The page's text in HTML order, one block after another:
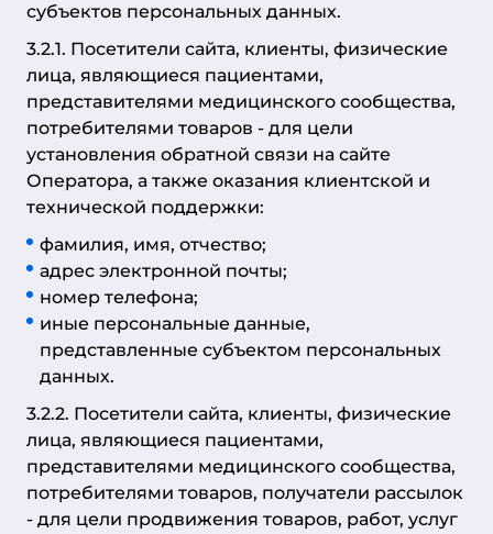
субъектов персональных данных.
3.2.1. Посетители сайта, клиенты, физические
лица, являющиеся пациентами,
представителями медицинского сообщества,
потребителями товаров - для цели
установления обратной связи на сайте
Оператора, а также оказания клиентской и
технической поддержки:
фамилия, имя, отчество;
адрес электронной почты;
номер телефона;
иные персональные данные,
представленные субъектом персональных
данных.
3.2.2. Посетители сайта, клиенты, физические
лица, являющиеся пациентами,
представителями медицинского сообщества,
потребителями товаров, получатели рассылок
- для цели продвижения товаров, работ, услуг